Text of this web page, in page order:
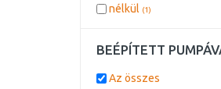
nélkül (1)
BEÉPÍTETT
Az összes